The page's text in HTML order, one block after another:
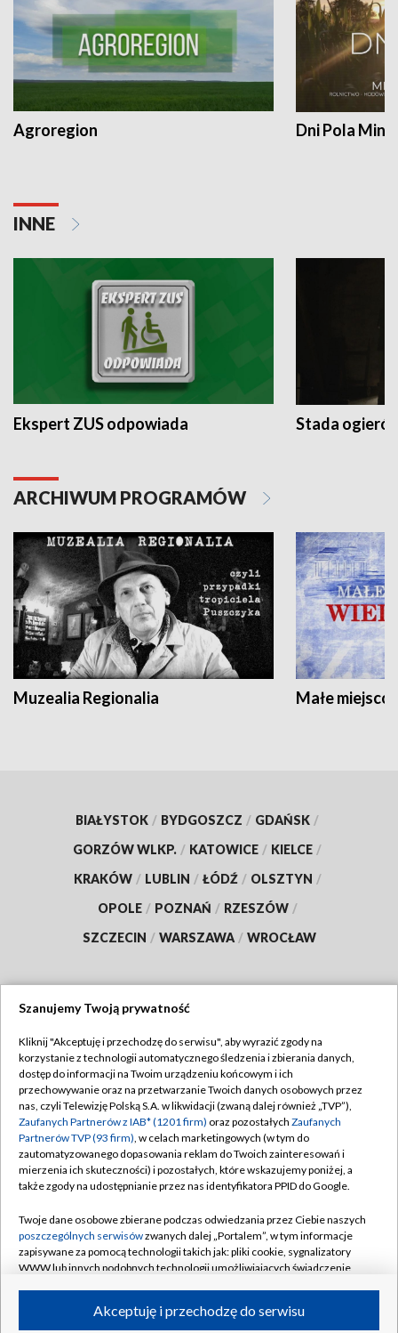
Agroregion Dni Pola
INNE
Ekspert ZUS odpowiada Stada
ARCHIWUM PROGRAMÓW
Muzealia Regionalia Małe
BIAŁYSTOK / BYDGOSZCZ / GDAŃSK /
GORZÓW WLKP. / KATOWICE / KIELCE /
KRAKÓW / LUBLIN / ŁÓDŹ / OLSZTYN /
OPOLE / POZNAŃ / RZESZÓW /
SZCZECIN / WARSZAWA / WROCŁAW
TVP
Abonament TVP
Emisja w TVP
Centrum informacji TVP
Naziemna Telewizja Cyfrowa
Rada Programowa
System NOS
Informacje o nadawcy
Program dla prasy
Regulamin TVP
Polityka prywatności
Moje zgody
Pomoc
Kontakt
Kanały
Szanujemy Twoją prywatność
Kliknij "Akceptuję i przechodzę do serwisu", aby wyrazić zgody na
korzystanie z technologii automatycznego śledzenia i zbierania danych,
dostęp do informacji na Twoim urządzeniu końcowym i ich
przechowywanie oraz na przetwarzanie Twoich danych osobowych przez
nas, czyli Telewizję Polską S.A. w likwidacji (zwaną dalej również „TVP”),
Zaufanych Partnerów z IAB* (1201 firm) oraz pozostałych Zaufanych
Partnerów TVP (93 firm), w celach marketingowych (w tym do
zautomatyzowanego dopasowania reklam do Twoich zainteresowań i
mierzenia ich skuteczności) i pozostałych, które wskazujemy poniżej, a
także zgody na udostępnianie przez nas identyfikatora PPID do Google.
Twoje dane osobowe zbierane podczas odwiedzania przez Ciebie naszych
poszczególnych serwisówzwanych dalej „Portalem”, w tym informacje
zapisywane za pomocą technologii takich jak: pliki cookie, sygnalizatory
WWW lub innych podobnych technologii umożliwiających świadczenie
ruchu w Internecie.Akceptuję i przechodzę do serwisu